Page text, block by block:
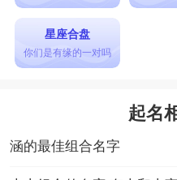
星座合盘
你们是有缘的一对吗
起名
涵的最佳组合名字